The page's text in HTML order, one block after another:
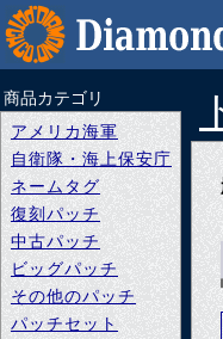
商品カテゴリ
アメリカ海軍
自衛隊・海上保安庁
ネームタグ
復刻パッチ
中古パッチ
ビッグパッチ
その他のパッチ
パッチセット